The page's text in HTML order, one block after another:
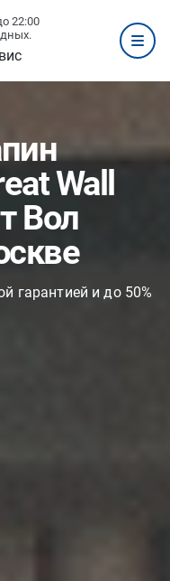
22:00
Wall
Вол
гарантией и до 50%